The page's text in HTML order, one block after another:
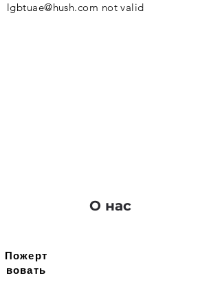
lgbtuae@hush.com not valid
О нас
Пожерт
вовать